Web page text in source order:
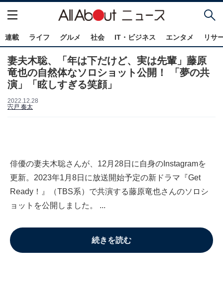
連載 ライフ グルメ 社会 IT・ビジネス エンタメ リサ
妻夫木聡、「年は下だけど、実は先輩」藤原
竜也の自然体なソロショット公開！ 「夢の共
演」「眩しすぎる笑顔」
2022.12.28
宍戸 奏太
俳優の妻夫木聡さんが、12月28日に自身のInstagramを
更新。2023年1月8日に放送開始予定の新ドラマ『Get
Ready！』（TBS系）で共演する藤原竜也さんのソロシ
ョットを公開しました。 ...
続きを読む